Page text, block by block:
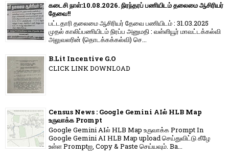
கடைசி நாள்:10.08.2026. நிரந்தரப் பணியிடம் தலைமை ஆசிரியர்
தேவை!!
பட்டதாரி தலைமை ஆசிரியர் தேவை பணியிடம் : 31.03.2025
முதல் காலிப்பணியிடம் நிரப்ப அனுமதி : வள்ளியூர் மாவட்டக்கல்வி
அலுவலரின் (தொடக்கக்கல்வி) செ...
B.Lit Incentive G.O
CLICK LINK DOWNLOAD
Census News : Google Gemini AIல் HLB Map
உருவாக்க Prompt
Google Gemini AIல் HLB Map உருவாக்க Prompt In
Google Gemini AI HLB Map upload செய்துவிட்டு கீழே
உள்ள Promptஐ, Copy & Paste செய்யவும். Ba...